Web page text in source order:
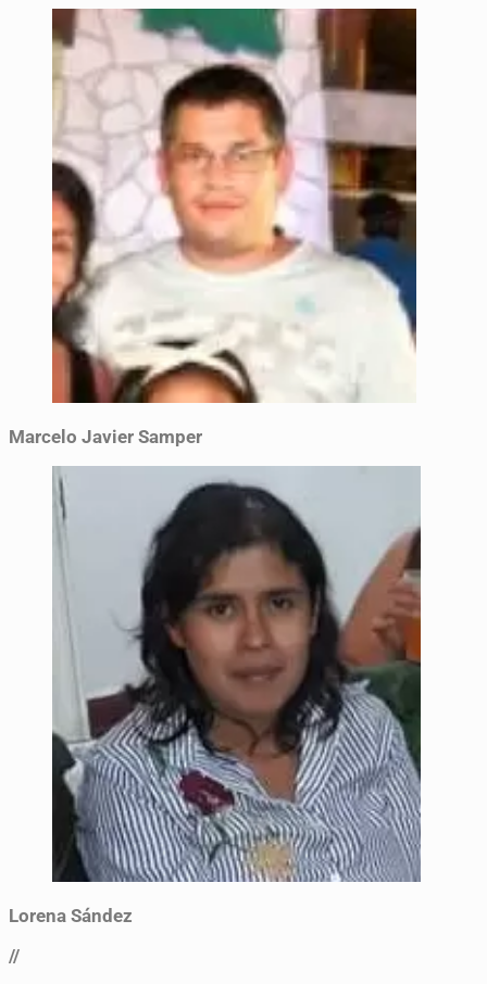
Marcelo Javier Samper
Lorena Sández
//